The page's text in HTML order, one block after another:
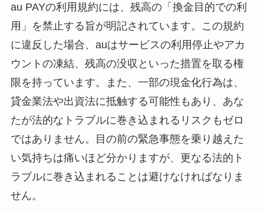
au PAYの利用規約には、残高の「換金目的での利
用」を禁止する旨が明記されています。この規約
に違反した場合、auはサービスの利用停止やアカ
ウントの凍結、残高の没収といった措置を取る権
限を持っています。また、一部の現金化行為は、
貸金業法や出資法に抵触する可能性もあり、あな
たが法的なトラブルに巻き込まれるリスクもゼロ
ではありません。目の前の緊急事態を乗り越えた
い気持ちは痛いほど分かりますが、更なる法的ト
ラブルに巻き込まれることは避けなければなりま
せん。